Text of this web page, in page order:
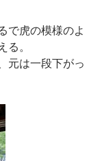
で虎の模様のよ
る。
元は一段下がっ